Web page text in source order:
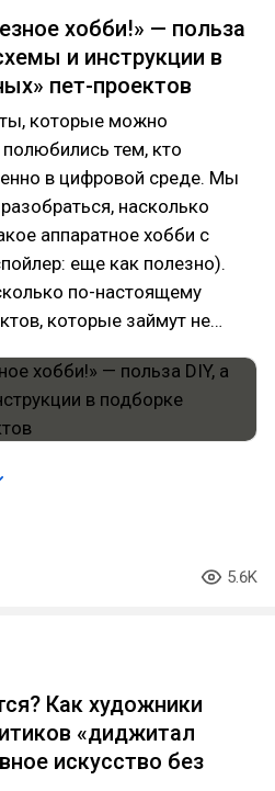
хобби!» — польза
и инструкции в
пет-проектов
которые можно
тем, кто
в цифровой среде. Мы
насколько
аппаратное хобби с
еще как полезно).
по-настоящему
которые займут не…
5.6K
Как художники
«диджитал
искусство без